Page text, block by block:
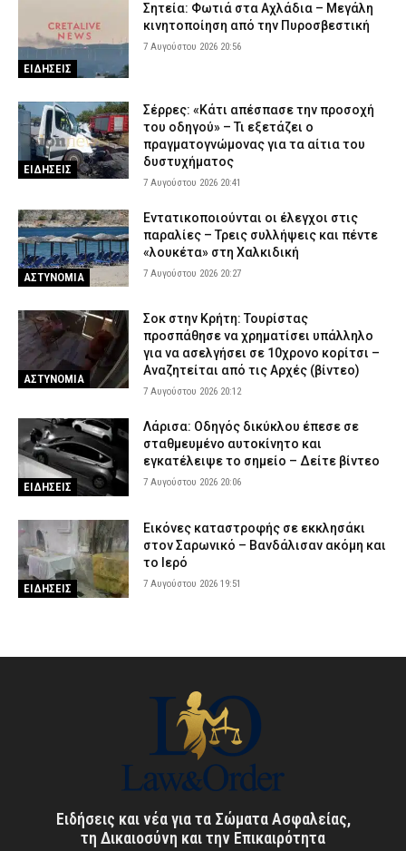
ΕΙΔΗΣΕΙΣ
Σητεία: Φωτιά στα Αχλάδια – Μεγάλη
κινητοποίηση από την Πυροσβεστική
7 Αυγούστου 2026 20:56
ΕΙΔΗΣΕΙΣ
Σέρρες: «Κάτι απέσπασε την προσοχή
του οδηγού» – Τι εξετάζει ο
πραγματογνώμονας για τα αίτια του
δυστυχήματος
7 Αυγούστου 2026 20:41
ΑΣΤΥΝΟΜΙΑ
Εντατικοποιούνται οι έλεγχοι στις
παραλίες – Τρεις συλλήψεις και πέντε
«λουκέτα» στη Χαλκιδική
7 Αυγούστου 2026 20:27
ΑΣΤΥΝΟΜΙΑ
Σοκ στην Κρήτη: Τουρίστας
προσπάθησε να χρηματίσει υπάλληλο
για να ασελγήσει σε 10χρονο κορίτσι –
Αναζητείται από τις Αρχές (βίντεο)
7 Αυγούστου 2026 20:12
ΕΙΔΗΣΕΙΣ
Λάρισα: Οδηγός δικύκλου έπεσε σε
σταθμευμένο αυτοκίνητο και
εγκατέλειψε το σημείο – Δείτε βίντεο
7 Αυγούστου 2026 20:06
ΕΙΔΗΣΕΙΣ
Εικόνες καταστροφής σε εκκλησάκι
στον Σαρωνικό – Βανδάλισαν ακόμη και
το Ιερό
7 Αυγούστου 2026 19:51
Ειδήσεις και νέα για τα Σώματα Ασφαλείας,
τη Δικαιοσύνη και την Επικαιρότητα